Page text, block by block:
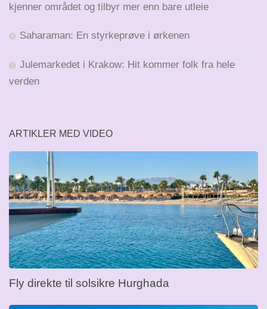
kjenner området og tilbyr mer enn bare utleie
Saharaman: En styrkeprøve i ørkenen
Julemarkedet i Krakow: Hit kommer folk fra hele
verden
ARTIKLER MED VIDEO
Fly direkte til solsikre Hurghada